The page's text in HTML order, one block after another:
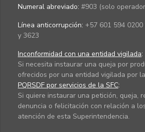
Numeral abreviado: #903 (solo
Línea anticorrupción: +57 601 594
y 3623
Inconformidad con una entidad vigilada:
Si necesita instaurar una queja por
ofrecidos por una entidad vigilada por la
PQRSDF por servicios de la SFC:
Si quiere instaurar una petición, queja,
denuncia o felicitación con relación a
atención de esta Superintendencia.